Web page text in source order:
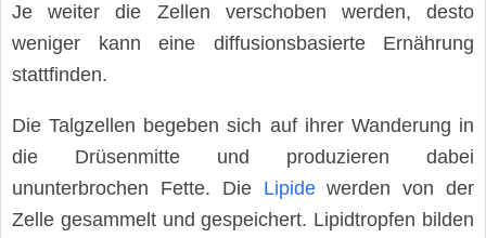
Je weiter die Zellen verschoben werden, desto
weniger kann eine diffusionsbasierte Ernährung
stattfinden.
Die Talgzellen begeben sich auf ihrer Wanderung in
die Drüsenmitte und produzieren dabei
ununterbrochen Fette. Die Lipidewerden von der
Zelle gesammelt und gespeichert. Lipidtropfen bilden